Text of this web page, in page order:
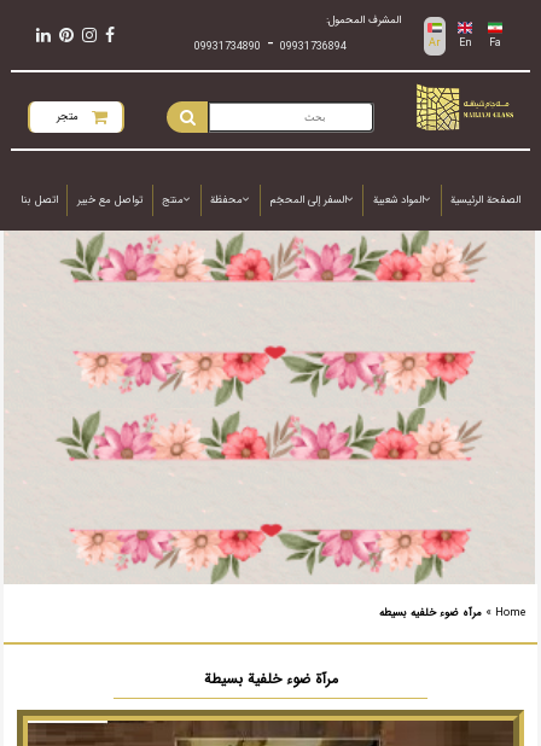
Fa
En
Ar
المشرف المحمول:
09931736894
-
09931734890
متجر
الصفحة الرئيسية المواد شعبية السفر إلى المحجَم محفظة منتج تواصل مع خبير اتصل بنا
Home
» مرآه ضوء خلفیه بسیطه
مرآة ضوء خلفية بسيطة